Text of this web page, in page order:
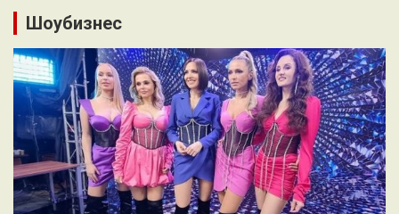
Шоубизнес